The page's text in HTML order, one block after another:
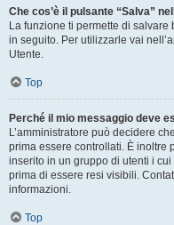
Che cos’è il pulsante “Salva”
La funzione ti permette di
in seguito. Per utilizzarle vai
Utente.
Top
Perché il mio messaggio deve
L’amministratore può decidere
prima essere controllati. È inoltre
inserito in un gruppo di utenti i
prima di essere resi visibili.
informazioni.
Top